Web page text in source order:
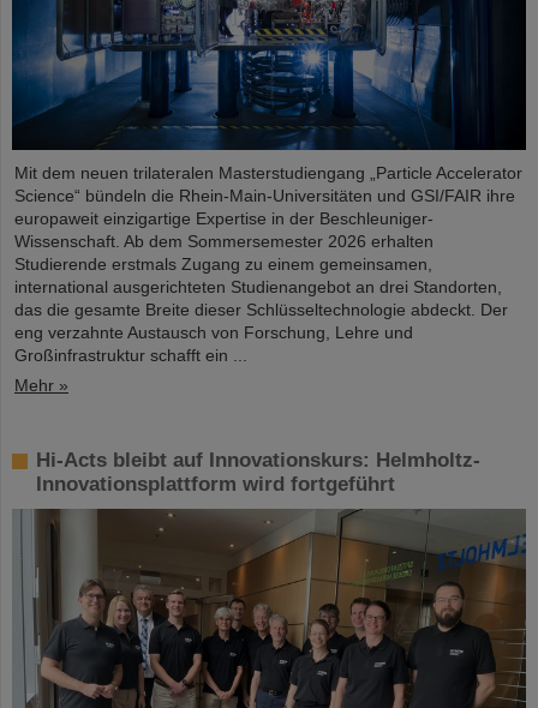
Mit dem neuen trilateralen Masterstudiengang „Particle Accelerator
Science“ bündeln die Rhein-Main-Universitäten und GSI/FAIR ihre
europaweit einzigartige Expertise in der Beschleuniger-
Wissenschaft. Ab dem Sommersemester 2026 erhalten
Studierende erstmals Zugang zu einem gemeinsamen,
international ausgerichteten Studienangebot an drei Standorten,
das die gesamte Breite dieser Schlüsseltechnologie abdeckt. Der
eng verzahnte Austausch von Forschung, Lehre und
Großinfrastruktur schafft ein ...
Mehr »
Hi-Acts bleibt auf Innovationskurs: Helmholtz-
Innovationsplattform wird fortgeführt